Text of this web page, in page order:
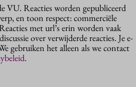
VU. Reacties worden gepubliceerd
en toon respect: commerciële
met url’s erin worden vaak
over verwijderde reacties. Je e-
gebruiken het alleen als we contact
.